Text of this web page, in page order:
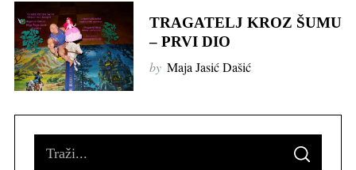
TRAGATELJ KROZ ŠUMU
– PRVI DIO
by Maja Jasić Dašić
S